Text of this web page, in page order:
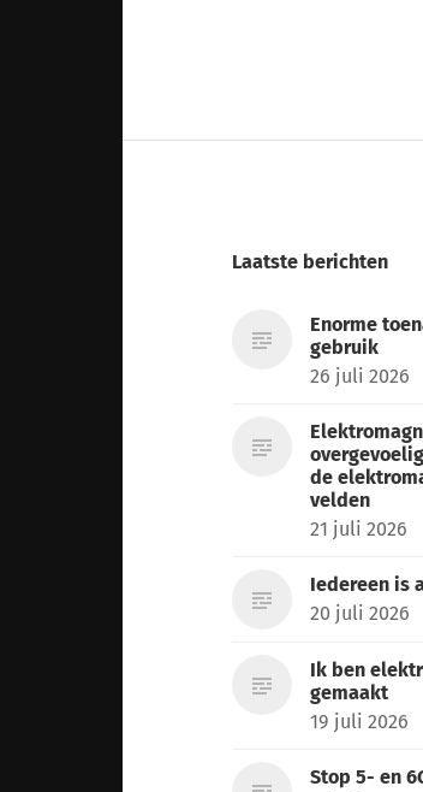
Laatste berichten
Enorme
gebruik
26 juli 2026
de
velden
21 juli 2026
Iedereen is
20 juli 2026
Ik ben
gemaakt
19 juli 2026
Stop 5- en